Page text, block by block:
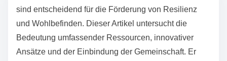
sind entscheidend für die Förderung von Resilienz
und Wohlbefinden. Dieser Artikel untersucht die
Bedeutung umfassender Ressourcen, innovativer
Ansätze und der Einbindung der Gemeinschaft. Er